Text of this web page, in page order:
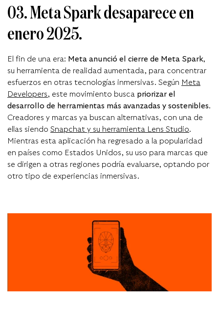
03. Meta Spark desaparece en
enero 2025.
El fin de una era: Meta anunció el cierre de Meta Spark,
su herramienta de realidad aumentada, para concentrar
esfuerzos en otras tecnologías inmersivas. Según Meta
Developers, este movimiento busca priorizar el
desarrollo de herramientas más avanzadas y sostenibles.
Creadores y marcas ya buscan alternativas, con una de
ellas siendo Snapchat y su herramienta Lens Studio.
Mientras esta aplicación ha regresado a la popularidad
en países como Estados Unidos, su uso para marcas que
se dirigen a otras regiones podría evaluarse, optando por
otro tipo de experiencias inmersivas.